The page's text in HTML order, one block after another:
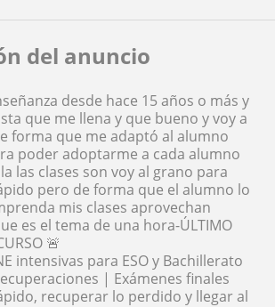
del anuncio
desde hace 15 años o más y
que me llena y que bueno y voy a
forma que me adaptó al alumno
poder adoptarme a cada alumno
las clases son voy al grano para
pero de forma que el alumno lo
mis clases aprovechan
es el tema de una hora-ÚLTIMO
🚨
intensivas para ESO y Bachillerato
| Exámenes finales
recuperar lo perdido y llegar al